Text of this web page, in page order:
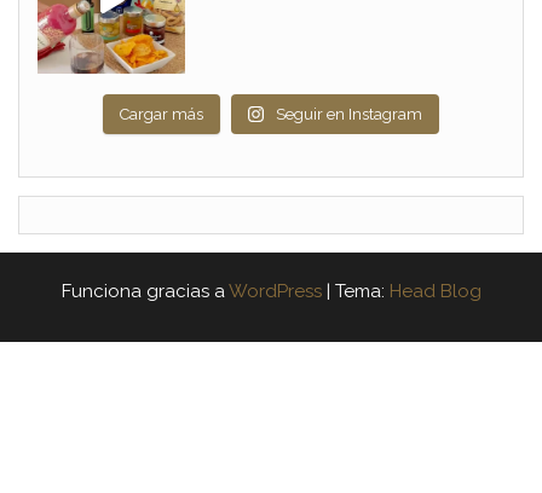
Cargar más Seguir en Instagram
Funciona gracias aWordPress | Tema: Head Blog